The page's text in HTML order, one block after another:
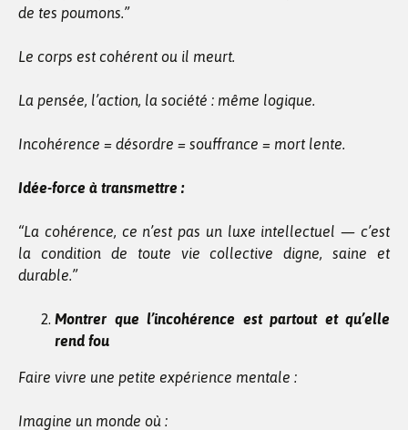
de tes poumons.”
Le corps est cohérent ou il meurt.
La pensée, l’action, la société : même logique.
Incohérence = désordre = souffrance = mort lente.
Idée-force à transmettre :
“La cohérence, ce n’est pas un luxe intellectuel — c’est
la condition de toute vie collective digne, saine et
durable.”
Montrer que l’incohérence est partout et qu’elle
rend fou
Faire vivre une petite expérience mentale :
Imagine un monde où :